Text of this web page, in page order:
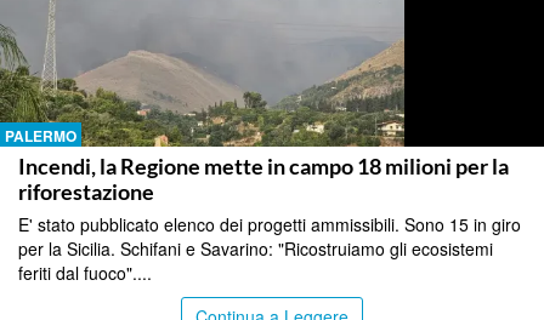
PALERMO
Incendi, la Regione mette in campo 18 milioni per la
riforestazione
E' stato pubblicato elenco dei progetti ammissibili. Sono 15 in giro
per la Sicilia. Schifani e Savarino: "Ricostruiamo gli ecosistemi
feriti dal fuoco"....